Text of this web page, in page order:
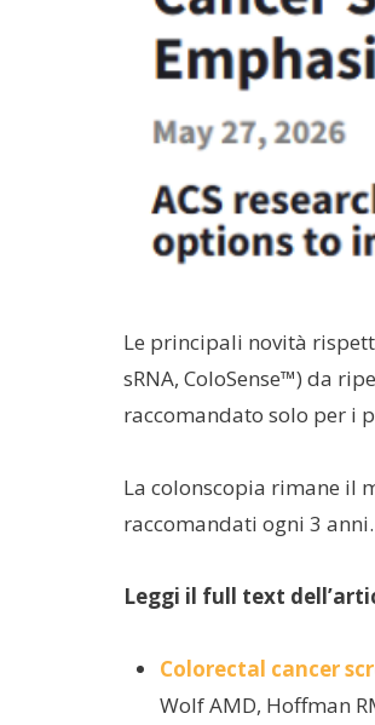
Le principali novità
sRNA, ColoSense™) da
raccomandato solo per i
La colonscopia rimane il
raccomandati ogni 3 anni.
Leggi il full text
Colorectal cancer
Wolf AMD, Hoffman